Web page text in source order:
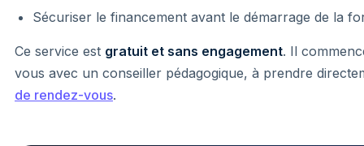
Sécuriser le financement avant le démarrage de la
Ce service est gratuit et sans engagement. Il
vous avec un conseiller pédagogique, à prendre
de rendez-vous.